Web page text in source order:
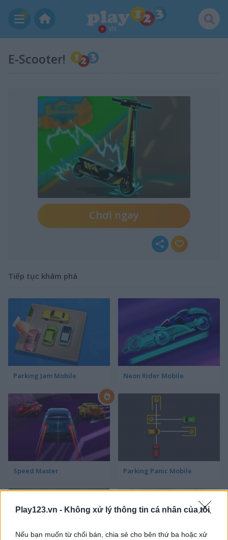
Play123.vn - Không xử lý thông tin cá nhân của tôi
Nếu bạn muốn từ chối bán, chia sẻ cho bên thứ ba hoặc xử
VN
E-Scooter!
Chơi ngay
Tiếp tục khám phá
Parking Jam Mobile Neon Rider Mobile
Speed Master Parking Panic Mobile